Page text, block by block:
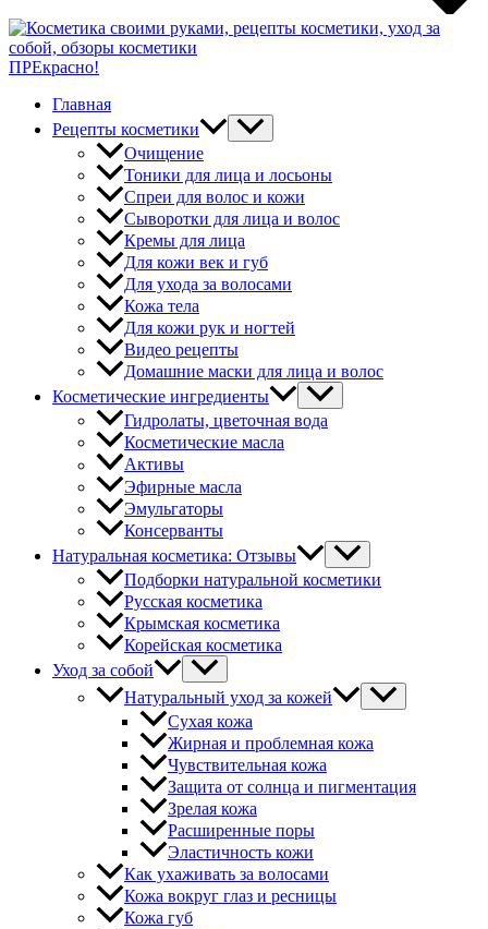
ПРЕкрасно!
Главная
Рецепты косметики
Очищение
Тоники для лица и лосьоны
Спреи для волос и кожи
Сыворотки для лица и волос
Кремы для лица
Для кожи век и губ
Для ухода за волосами
Кожа тела
Для кожи рук и ногтей
Видео рецепты
Домашние маски для лица и волос
Косметические ингредиенты
Гидролаты, цветочная вода
Косметические масла
Активы
Эфирные масла
Эмульгаторы
Консерванты
Натуральная косметика: Отзывы
Подборки натуральной косметики
Русская косметика
Крымская косметика
Корейская косметика
Уход за собой
Натуральный уход за кожей
Сухая кожа
Жирная и проблемная кожа
Чувствительная кожа
Защита от солнца и пигментация
Зрелая кожа
Расширенные поры
Эластичность кожи
Как ухаживать за волосами
Кожа вокруг глаз и ресницы
Кожа губ